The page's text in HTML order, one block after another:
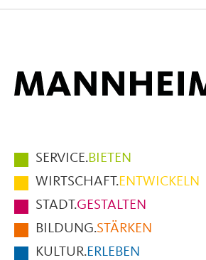
Hauptmenüpunkte
im
Fußbereich
der
Seite
SERVICE.BIETEN
WIRTSCHAFT.ENTWICKELN
STADT.GESTALTEN
BILDUNG.STÄRKEN
KULTUR.ERLEBEN